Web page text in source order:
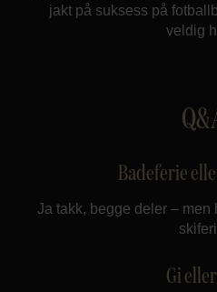
jakt på suksess på
veldig
Badeferie
Ja takk, begge deler –
Gi